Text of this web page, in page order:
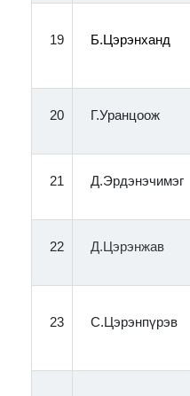
19 Б.Цэрэнханд
20 Г.Уранцоож
21 Д.Эрдэнэчимэг
22 Д.Цэрэнжав
23 С.Цэрэнпүрэв